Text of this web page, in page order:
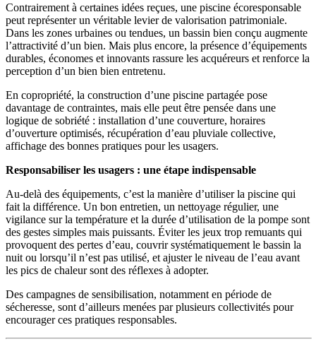
Contrairement à certaines idées reçues, une piscine écoresponsable
peut représenter un véritable levier de valorisation patrimoniale.
Dans les zones urbaines ou tendues, un bassin bien conçu augmente
l’attractivité d’un bien. Mais plus encore, la présence d’équipements
durables, économes et innovants rassure les acquéreurs et renforce la
perception d’un bien bien entretenu.
En copropriété, la construction d’une piscine partagée pose
davantage de contraintes, mais elle peut être pensée dans une
logique de sobriété : installation d’une couverture, horaires
d’ouverture optimisés, récupération d’eau pluviale collective,
affichage des bonnes pratiques pour les usagers.
Responsabiliser les usagers : une étape indispensable
Au-delà des équipements, c’est la manière d’utiliser la piscine qui
fait la différence. Un bon entretien, un nettoyage régulier, une
vigilance sur la température et la durée d’utilisation de la pompe sont
des gestes simples mais puissants. Éviter les jeux trop remuants qui
provoquent des pertes d’eau, couvrir systématiquement le bassin la
nuit ou lorsqu’il n’est pas utilisé, et ajuster le niveau de l’eau avant
les pics de chaleur sont des réflexes à adopter.
Des campagnes de sensibilisation, notamment en période de
sécheresse, sont d’ailleurs menées par plusieurs collectivités pour
encourager ces pratiques responsables.